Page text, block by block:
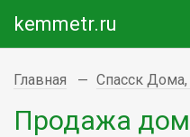
kemmetr.ru
Главная Спасск Дома,
Продажа